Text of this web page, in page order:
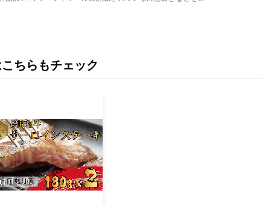
ちらもチェック